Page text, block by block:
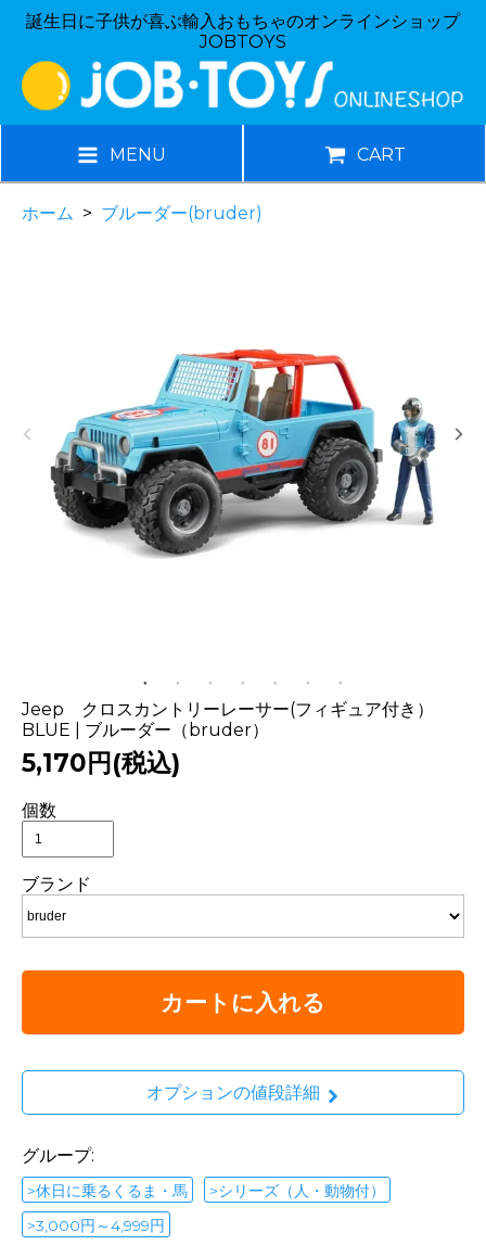
誕生日に子供が喜ぶ輸入おもちゃのオンラインショップ
JOBTOYS
MENU CART
ホーム > ブルーダー(bruder)
Jeep クロスカントリーレーサー(フィギュア付き）
BLUE | ブルーダー（bruder）
5,170円(税込)
個数
ブランド
カートに入れる
オプションの値段詳細
グループ:
>休日に乗るくるま・馬
>シリーズ（人・動物付）
>3,000円～4,999円